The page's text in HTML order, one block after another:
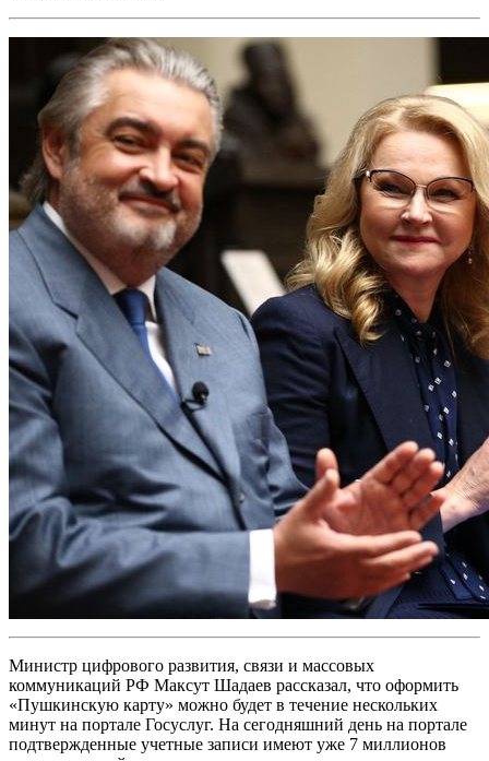
Министр цифрового развития, связи и массовых
коммуникаций РФ Максут Шадаев рассказал, что оформить
«Пушкинскую карту» можно будет в течение нескольких
минут на портале Госуслуг. На сегодняшний день на портале
подтвержденные учетные записи имеют уже 7 миллионов